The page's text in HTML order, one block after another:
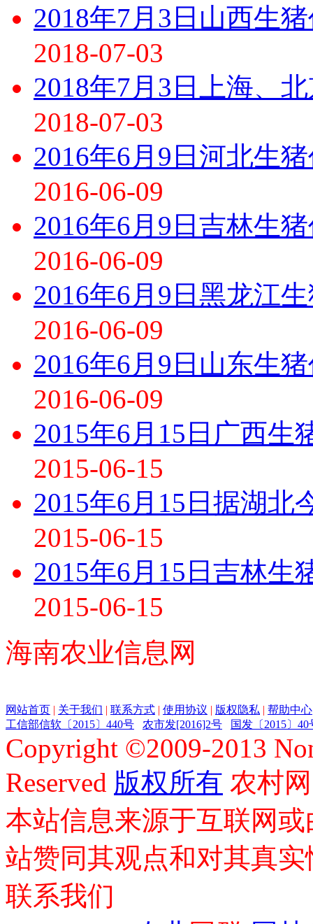
2018年7月3日山西生
2018-07-03
2018年7月3日上海、
2018-07-03
2016年6月9日河北生
2016-06-09
2016年6月9日吉林生
2016-06-09
2016年6月9日黑龙江
2016-06-09
2016年6月9日山东生
2016-06-09
2015年6月15日广西生
2015-06-15
2015年6月15日据湖北
2015-06-15
2015年6月15日吉林生
2015-06-15
海南农业信息网
网站首页 | 关于我们 | 联系方式 | 使用协议 | 版权隐私 | 帮助中心
工信部信软〔2015〕440号
农市发[2016]2号 国发〔2015〕40
Copyright ©2009-2013
Reserved 版权所有 农村网
本站信息来源于互联网
站赞同其观点和对其真
联系我们